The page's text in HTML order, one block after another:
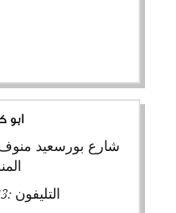
ابو
شارع بورسعيد
التليفون :